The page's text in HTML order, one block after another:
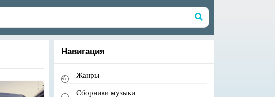
Навигация
Жанры
Сборники музыки